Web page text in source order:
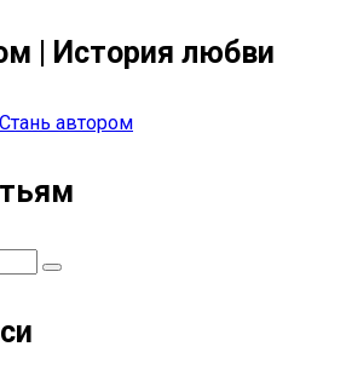
| История любви
Стань автором